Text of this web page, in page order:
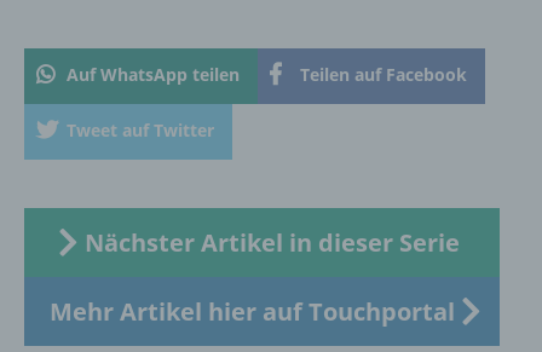
Auf WhatsApp teilen Teilen auf Facebook
Tweet auf Twitter
Nächster Artikel in dieser Serie
Mehr Artikel hier auf Touchportal
h) Auftragsverarbeiter
Auftragsverarbeiter ist eine natürliche oder
i) Empfänger